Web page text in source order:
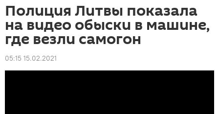
Полиция Литвы показала
на видео обыски в машине,
где везли самогон
05:15 15.02.2021